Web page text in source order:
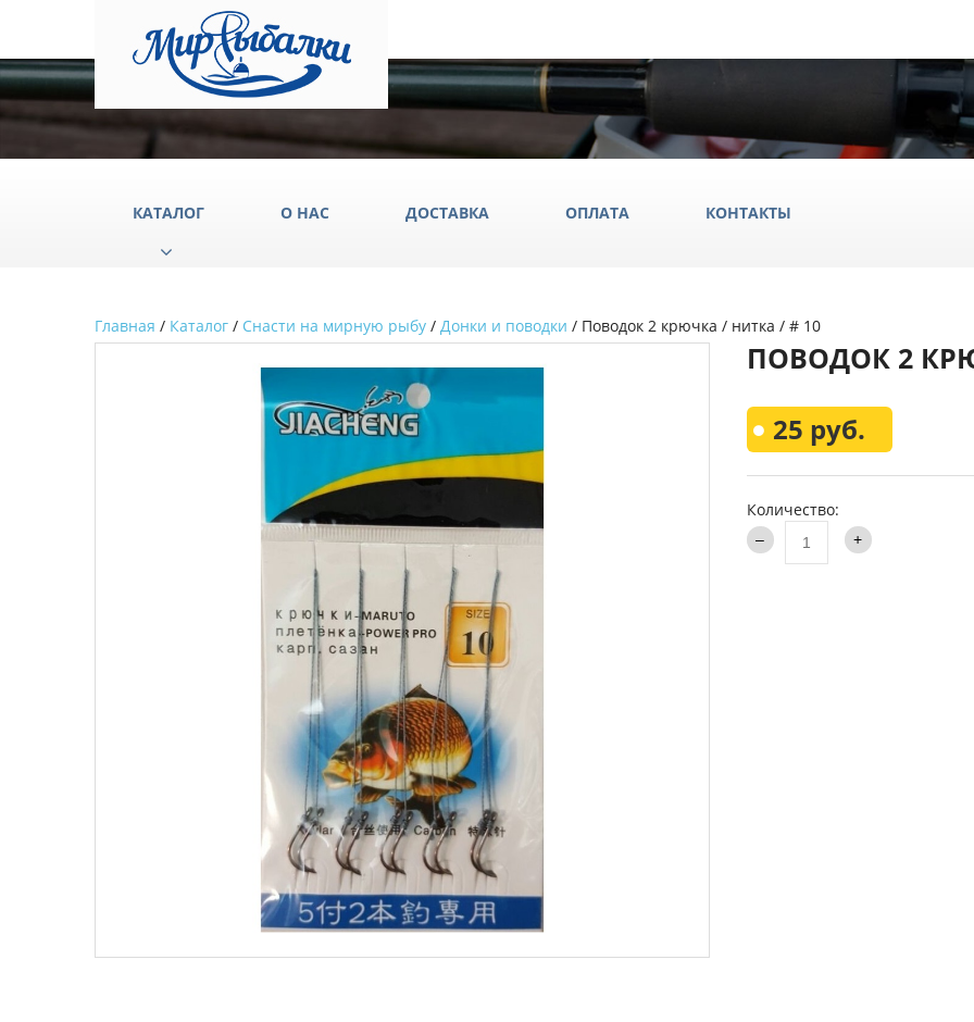
КАТАЛОГ
Аксессуары
Снасти на мирную рыбу
Туристическое снаряжение
Грузила
Подсаки
Рюкзаки туристические
Садки
Снасти на хищника
Стулья и столы
Удочки
Технопланктон
Всё
Каталог
О НАС ДОСТАВКА ОПЛАТА КОНТАКТЫ
Главная / Каталог / Снасти на мирную рыбу / Донки и поводки / Поводок 2 крючка / нитка / # 10
ПОВОДОК 2
25 руб.
Количество: